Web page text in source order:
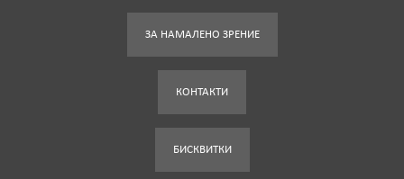
ЗА НАМАЛЕНО ЗРЕНИЕ
КОНТАКТИ
БИСКВИТКИ